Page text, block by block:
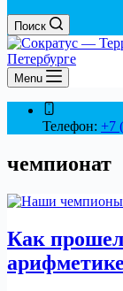
Поиск
Menu
Телефон: +7
чемпионат
Как
арифметике